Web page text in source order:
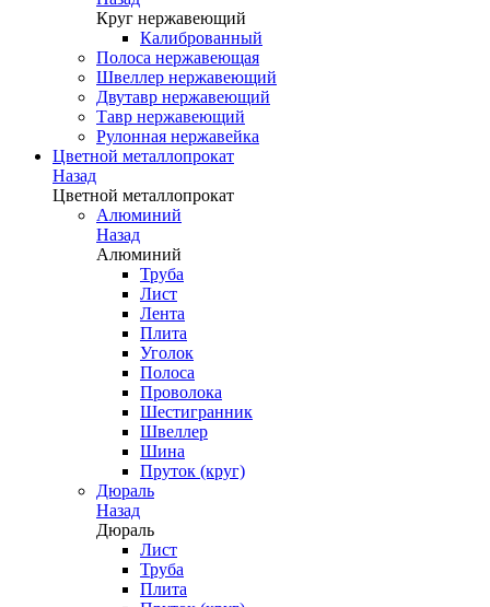
Круг нержавеющий
Калиброванный
Полоса нержавеющая
Швеллер нержавеющий
Двутавр нержавеющий
Тавр нержавеющий
Рулонная нержавейка
Цветной металлопрокат
Назад
Цветной металлопрокат
Алюминий
Назад
Алюминий
Труба
Лист
Лента
Плита
Уголок
Полоса
Проволока
Шестигранник
Швеллер
Шина
Пруток (круг)
Дюраль
Назад
Дюраль
Лист
Труба
Плита